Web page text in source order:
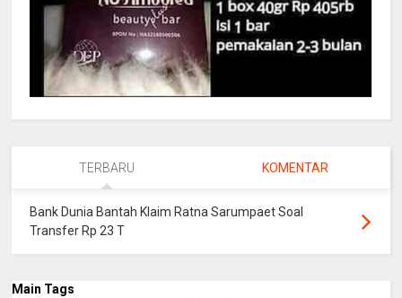
TERBARU KOMENTAR
Bank Dunia Bantah Klaim Ratna Sarumpaet Soal
Transfer Rp 23 T
Main Tags